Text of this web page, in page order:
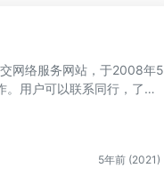
网络服务网站，于2008年5
。用户可以联系同行，了解
5年前 (2021)